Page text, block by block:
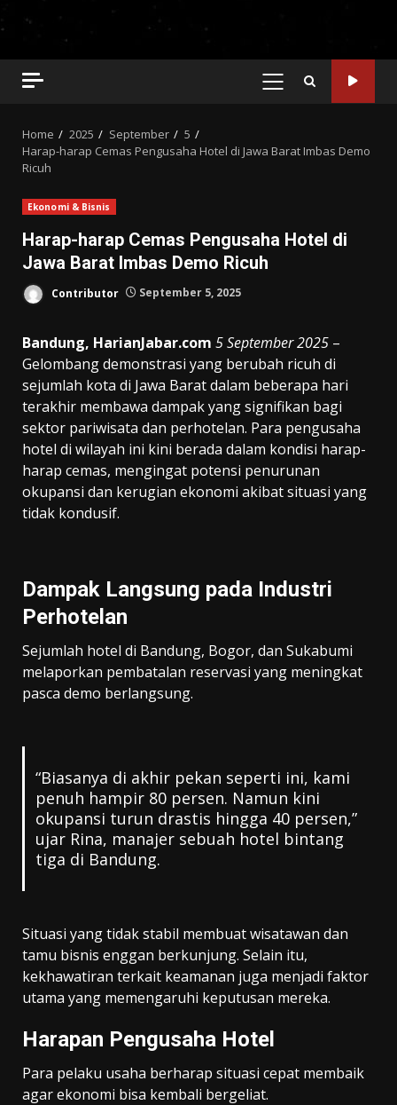
PRIMARY
Home 2025 September
5
Harap-harap Cemas Pengusaha Hotel di Jawa Barat Imbas Demo
Ricuh
Ekonomi & Bisnis
Harap-harap Cemas Pengusaha Hotel di
Jawa Barat Imbas Demo Ricuh
Contributor September 5, 2025
Bandung, HarianJabar.com 5 September 2025 –
Gelombang demonstrasi yang berubah ricuh di
sejumlah kota di Jawa Barat dalam beberapa hari
terakhir membawa dampak yang signifikan bagi
sektor pariwisata dan perhotelan. Para pengusaha
hotel di wilayah ini kini berada dalam kondisi harap-
harap cemas, mengingat potensi penurunan
okupansi dan kerugian ekonomi akibat situasi yang
tidak kondusif.
Dampak Langsung pada Industri
Perhotelan
Sejumlah hotel di Bandung, Bogor, dan Sukabumi
melaporkan pembatalan reservasi yang meningkat
pasca demo berlangsung.
“Biasanya di akhir pekan seperti ini, kami
penuh hampir 80 persen. Namun kini
okupansi turun drastis hingga 40 persen,”
ujar Rina, manajer sebuah hotel bintang
tiga di Bandung.
Situasi yang tidak stabil membuat wisatawan dan
tamu bisnis enggan berkunjung. Selain itu,
kekhawatiran terkait keamanan juga menjadi faktor
utama yang memengaruhi keputusan mereka.
Harapan Pengusaha Hotel
Para pelaku usaha berharap situasi cepat membaik
agar ekonomi bisa kembali bergeliat.